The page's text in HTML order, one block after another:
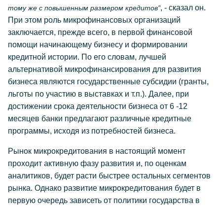
тому же с повышенным размером кредитов", - сказал он.
При этом роль микрофинансовых организаций
заключается, прежде всего, в первой финансовой
помощи начинающему бизнесу и формировании
кредитной истории. По его словам, лучшей
альтернативой микрофинансирования для развития
бизнеса являются государственные субсидии (гранты,
льготы по участию в выставках и т.п.). Далeе, при
достижении срока деятельности бизнеса от 6 -12
месяцев банки предлагают различные кредитные
программы, исходя из потребностей бизнеса.
Рынок микрокредитования в настоящий момент
проходит активную фазу развития и, по оценкам
аналитиков, будет расти быстрее остальных сегментов
рынка. Однако развитие микрокредитования будет в
первую очередь зависеть от политики государства в